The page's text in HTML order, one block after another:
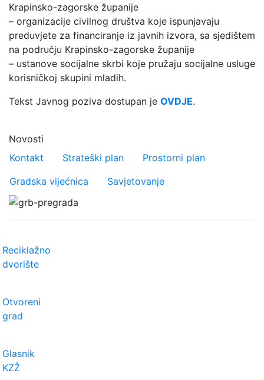
Krapinsko-zagorske županije
– organizacije civilnog društva koje ispunjavaju
preduvjete za financiranje iz javnih izvora, sa sjedištem
na području Krapinsko-zagorske županije
– ustanove socijalne skrbi koje pružaju socijalne usluge
korisničkoj skupini mladih.
Tekst Javnog poziva dostupan je OVDJE.
Novosti
Važniji linkovi
Kontakt Strateški plan
Prostorni plan
Gradska vijećnica
Savjetovanje
Reciklažno
dvorište
Otvoreni
grad
Glasnik
KZŽ